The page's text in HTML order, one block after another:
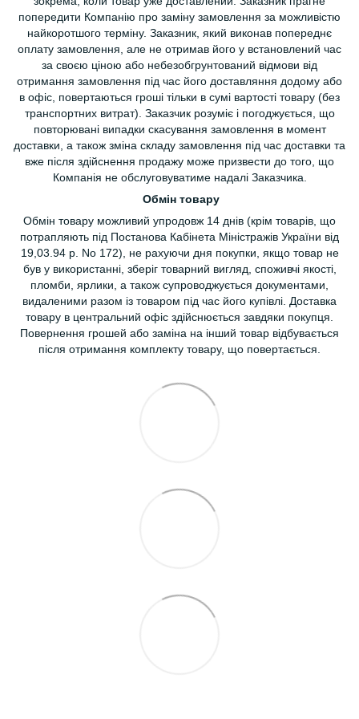
попередити Компанію про заміну замовлення за можливістю
найкоротшого терміну. Заказник, який виконав попереднє
оплату замовлення, але не отримав його у встановлений час
за своєю ціною або небезобгрунтований відмови від
отримання замовлення під час його доставляння додому або
в офіс, повертаються гроші тільки в сумі вартості товару (без
транспортних витрат). Заказчик розуміє і погоджується, що
повторювані випадки скасування замовлення в момент
доставки, а також зміна складу замовлення під час доставки та
вже після здійснення продажу може призвести до того, що
Компанія не обслуговуватиме надалі Заказчика.
Обмін товару
Обмін товару можливий упродовж 14 днів (крім товарів, що
потрапляють під Постанова Кабінета Міністражів України від
19,03.94 р. No 172), не рахуючи дня покупки, якщо товар не
був у використанні, зберіг товарний вигляд, споживчі якості,
пломби, ярлики, а також супроводжується документами,
видаленими разом із товаром під час його купівлі. Доставка
товару в центральний офіс здійснюється завдяки покупця.
Повернення грошей або заміна на інший товар відбувається
після отримання комплекту товару, що повертається.